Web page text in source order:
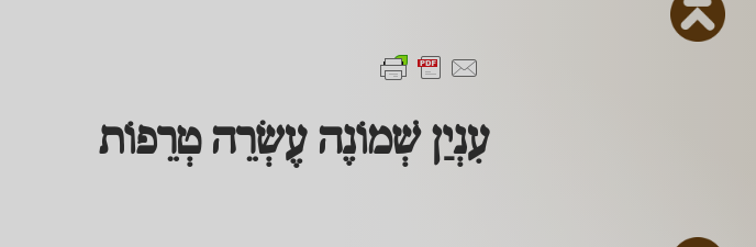
עִנְיַן שְׁמוֹנֶה עֶשְׂרֵה טְרֵפוֹת